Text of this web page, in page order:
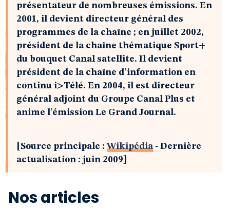
présentateur de nombreuses émissions. En
2001, il devient directeur général des
programmes de la chaîne ; en juillet 2002,
président de la chaîne thématique Sport+
du bouquet Canal satellite. Il devient
président de la chaîne d’information en
continu i>Télé. En 2004, il est directeur
général adjoint du Groupe Canal Plus et
anime l’émission Le Grand Journal.
[Source principale : Wikipédia- Dernière
actualisation : juin 2009]
Nos articles